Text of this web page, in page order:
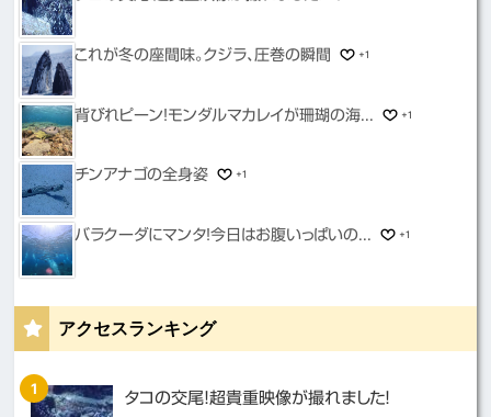
これが冬の座間味。クジラ、圧巻の瞬間 +1
背びれピーン！モンダルマカレイが珊瑚の海... +1
チンアナゴの全身姿 +1
バラクーダにマンタ！今日はお腹いっぱいの... +1
アクセスランキング
タコの交尾！超貴重映像が撮れました！